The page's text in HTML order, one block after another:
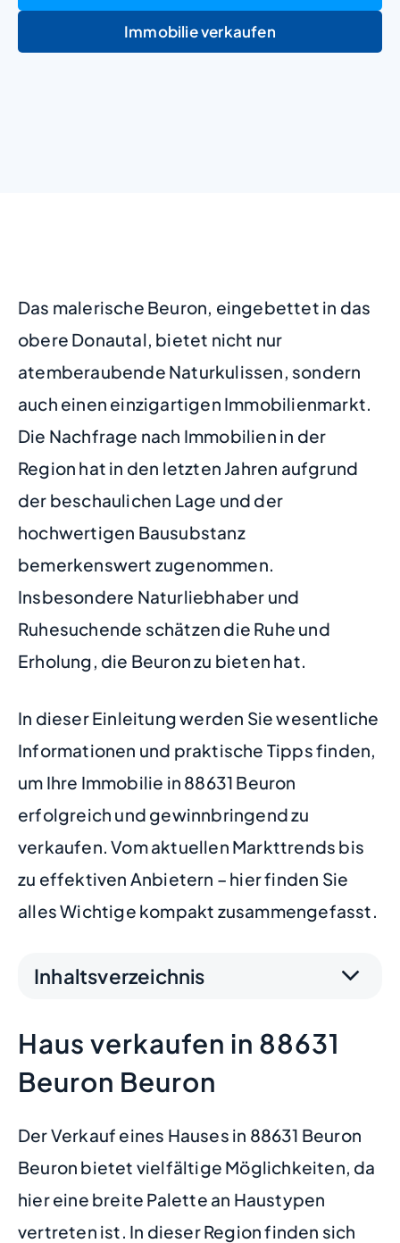
Immobilie verkaufen
Das malerische Beuron, eingebettet in das
obere Donautal, bietet nicht nur
atemberaubende Naturkulissen, sondern
auch einen einzigartigen Immobilienmarkt.
Die Nachfrage nach Immobilien in der
Region hat in den letzten Jahren aufgrund
der beschaulichen Lage und der
hochwertigen Bausubstanz
bemerkenswert zugenommen.
Insbesondere Naturliebhaber und
Ruhesuchende schätzen die Ruhe und
Erholung, die Beuron zu bieten hat.
In dieser Einleitung werden Sie wesentliche
Informationen und praktische Tipps finden,
um Ihre Immobilie in 88631 Beuron
erfolgreich und gewinnbringend zu
verkaufen. Vom aktuellen Markttrends bis
zu effektiven Anbietern – hier finden Sie
alles Wichtige kompakt zusammengefasst.
Inhaltsverzeichnis
Haus verkaufen in 88631
Beuron Beuron
Der Verkauf eines Hauses in 88631 Beuron
Beuron bietet vielfältige Möglichkeiten, da
hier eine breite Palette an Haustypen
vertreten ist. In dieser Region finden sich